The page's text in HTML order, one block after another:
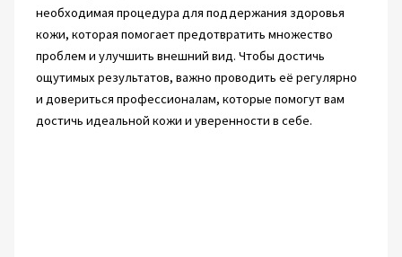
необходимая процедура для поддержания здоровья
кожи, которая помогает предотвратить множество
проблем и улучшить внешний вид. Чтобы достичь
ощутимых результатов, важно проводить её регулярно
и довериться профессионалам, которые помогут вам
достичь идеальной кожи и уверенности в себе.